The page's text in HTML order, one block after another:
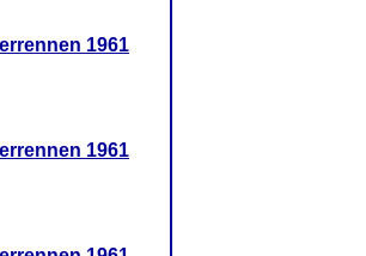
1961
1961